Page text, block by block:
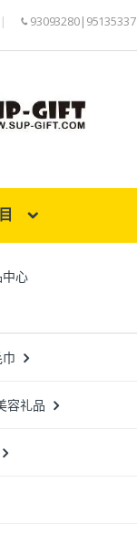
93093280|95135337
心
容礼品